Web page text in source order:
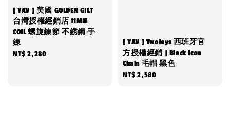
[ YAV ] 美國 GOLDEN GILT
台灣授權經銷店 11MM
COIL 螺旋鍊節 不銹鋼 手
錬
Regular
NT$ 2,280
[ YAV ] TwoJeys 西班牙官
方授權經銷 | Black Icon
Chain 毛帽 黑色
Regular
NT$ 2,580